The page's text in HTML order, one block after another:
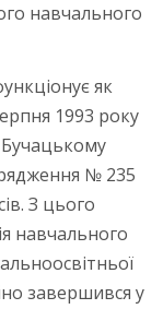
навчального
як
1993 року
№ 235
З цього
навчального
завершився у